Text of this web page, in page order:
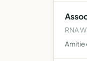
RNA
Amitie